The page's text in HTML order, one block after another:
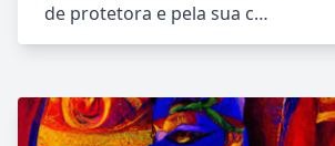
de protetora e pela sua c…